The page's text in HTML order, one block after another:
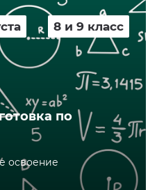
8 и 9 класс
по
освоение